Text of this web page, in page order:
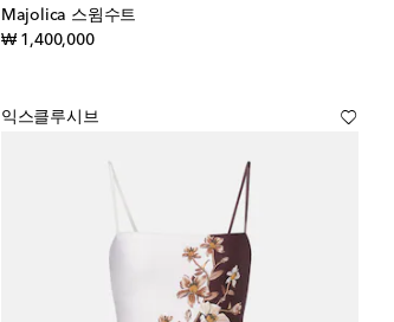
Majolica 스윔수트
₩ 1,400,000original price
익스클루시브